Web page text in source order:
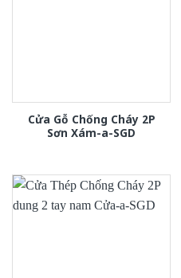
Cửa Gỗ Chống Cháy 2P
Sơn Xám-a-SGD